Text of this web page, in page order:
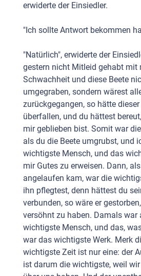
erwiderte der Einsiedler.
"Ich sollte Antwort bekommen
"Natürlich", erwiderte der
gestern nicht Mitleid gehabt mit
Schwachheit und diese Beete
umgegraben, sondern wärest
zurückgegangen, so hätte
überfallen, und du hättest
mir geblieben bist. Somit war
als du die Beete umgrubst, und
wichtigste Mensch, und das
mir Gutes zu erweisen. Dann,
angelaufen kam, war die
ihn pflegtest, denn hättest du
verbunden, so wäre er
versöhnt zu haben. Damals war
wichtigste Mensch, und das,
war das wichtigste Werk. Merk
wichtigste Zeit ist nur eine: der
ist darum die wichtigste, weil